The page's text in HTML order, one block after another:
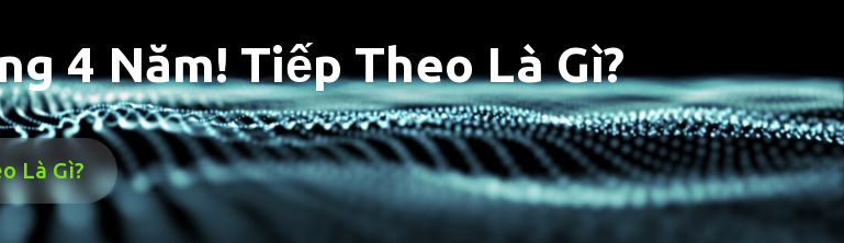
4 Năm! Tiếp Theo Là Gì?
Là Gì?